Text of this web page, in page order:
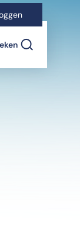
indicator